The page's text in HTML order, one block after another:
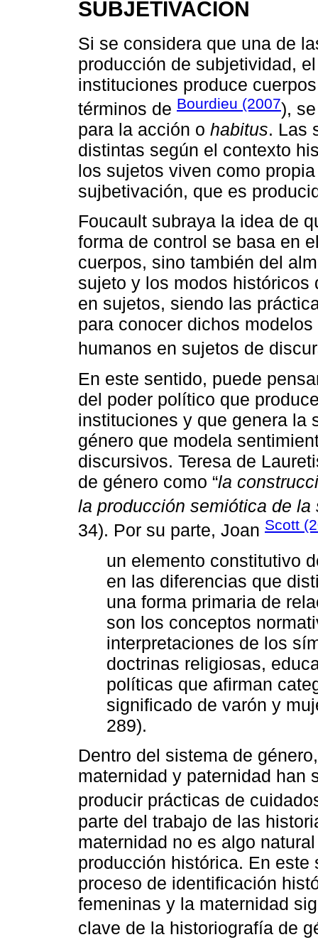
SUBJETIVACIÓN
Si se considera que una de
producción de subjetividad,
instituciones produce
términos de Bourdieu (2007),
para la acción o habitus. Las
distintas según el contexto
los sujetos viven como
sujbetivación, que es
Foucault subraya la idea de
forma de control se basa en
cuerpos, sino también del
sujeto y los modos
en sujetos, siendo las
para conocer dichos
humanos en sujetos de
En este sentido, puede
del poder político que
instituciones y que genera la
género que modela
discursivos. Teresa de
de género como “la
la producción semiótica de la
34). Por su parte, Joan Scott
un elemento constitutivo
en las diferencias que
una forma primaria de
son los conceptos
interpretaciones de los
doctrinas religiosas,
políticas que afirman
significado de varón y
289).
Dentro del sistema de
maternidad y paternidad han
producir prácticas de
parte del trabajo de las
maternidad no es algo
producción histórica. En este
proceso de identificación
femeninas y la maternidad
clave de la historiografía de